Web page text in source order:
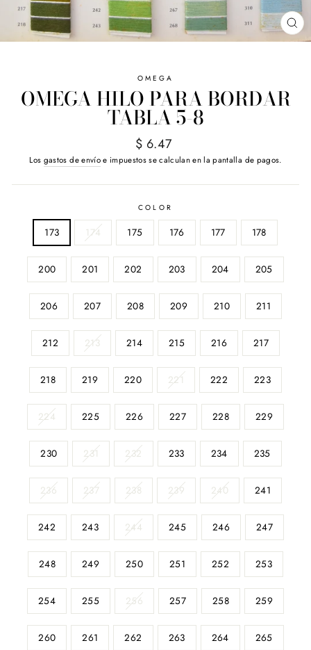
OMEGA
OMEGA HILO PARA BORDAR
TABLA 5-8
Precio
habitual
$ 6.47
Los gastos de envíoe impuestos se calculan en la pantalla de pagos.
COLOR
173 174 175 176 177 178
200 201 202 203 204 205
206 207 208 209 210 211
212 213 214 215 216 217
218 219 220 221 222 223
224 225 226 227 228 229
230 231 232 233 234 235
236 237 238 239 240 241
242 243 244 245 246 247
248 249 250 251 252 253
254 255 256 257 258 259
260 261 262 263 264 265